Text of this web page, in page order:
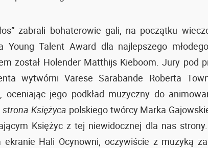
zabrali bohaterowie gali, na początku
Young Talent Award dla najlepszego
został Holender Matthijs Kieboom. Jury pod
wytwórni Varese Sarabande Roberta
oceniając jego podkład muzyczny do
strona Księżyca polskiego twórcy Marka
Księżyc z tej niewidocznej dla nas
ekranie Hali Ocynowni, oczywiście z muzyką